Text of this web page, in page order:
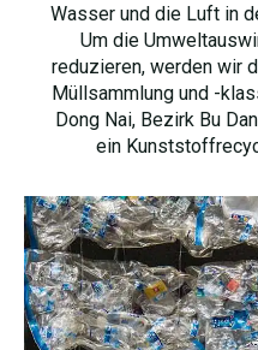
Wasser und die Luft in
Um die
reduzieren, werden wir
Müllsammlung und -
Dong Nai, Bezirk Bu
ein